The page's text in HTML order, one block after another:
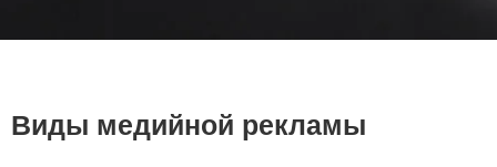
Виды медийной рекламы